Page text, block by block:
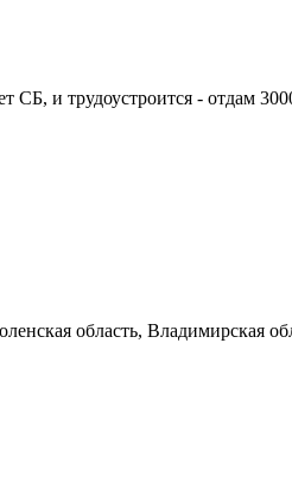
и трудоустроится - отдам
область, Владимирская